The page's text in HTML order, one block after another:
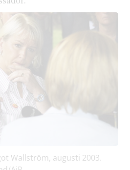
Wallström, augusti 2003.